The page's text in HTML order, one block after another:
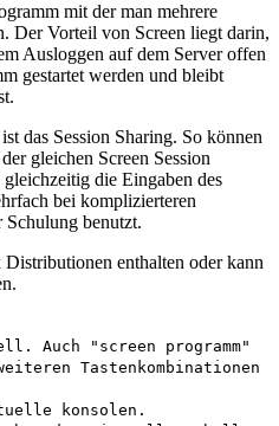
mit der man mehrere
Der Vorteil von Screen liegt darin,
Ausloggen auf dem Server offen
gestartet werden und bleibt
ist das Session Sharing. So können
gleichen Screen Session
gleichzeitig die Eingaben des
bei komplizierteren
Schulung benutzt.
enthalten oder kann
Auch "screen programm"
Tastenkombinationen
konsolen.